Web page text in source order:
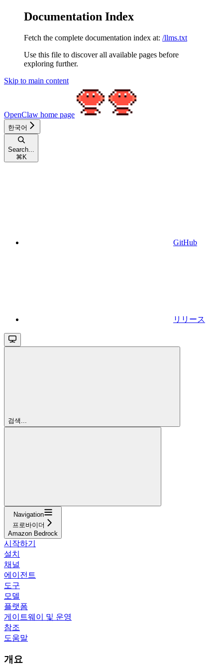
Documentation Index
Fetch the complete documentation index at: /llms.txt
Use this file to discover all available pages before
exploring further.
Skip to main content
OpenClaw home page
한국어
Search...
⌘ K
GitHub
リリース
검색...
Navigation
프로바이더
Amazon Bedrock
시작하기
설치
채널
에이전트
도구
모델
플랫폼
게이트웨이 및 운영
참조
도움말
개요